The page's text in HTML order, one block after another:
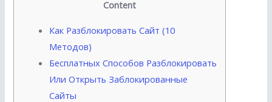
Content
Как Разблокировать Сайт (10
Методов)
Бесплатных Способов Разблокировать
Или Открыть Заблокированные
Сайты